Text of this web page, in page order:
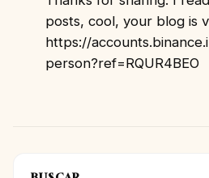
posts, cool, your blog is
https://
person?ref=RQUR4BEO